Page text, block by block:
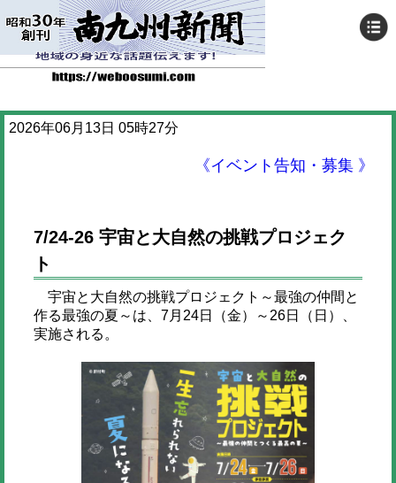
2026年06月13日 05時27分
《イベント告知・募集 》
7/24-26 宇宙と大自然の挑戦プロジェク
ト
宇宙と大自然の挑戦プロジェクト～最強の仲間と
作る最強の夏～は、7月24日（金）～26日（日）、
実施される。